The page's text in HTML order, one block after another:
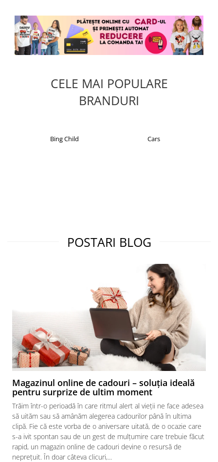
CELE MAI POPULARE
BRANDURI
Bing Child Cars
POSTARI BLOG
Magazinul online de cadouri – soluția ideală
pentru surprize de ultim moment
Trăim într-o perioadă în care ritmul alert al vieții ne face adesea
să uităm sau să amânăm alegerea cadourilor până în ultima
clipă. Fie că este vorba de o aniversare uitată, de o ocazie care
s-a ivit spontan sau de un gest de mulțumire care trebuie făcut
rapid, un magazin online de cadouri devine o resursă de
neprețuit. În doar câteva clicuri,...